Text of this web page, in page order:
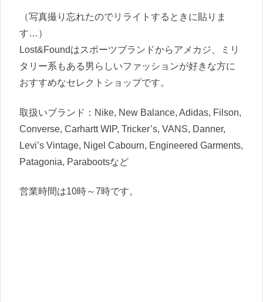
（写真撮り忘れたのでリライトするときに貼りま
す…）
Lost&Foundはスポーツブランドからアメカジ、ミリ
タリー系もある男らしいファッションが好きな方に
おすすめなセレクトショップです。
取扱いブランド：Nike, New Balance, Adidas, Filson,
Converse, Carhartt WIP, Tricker’s, VANS, Danner,
Levi’s Vintage, Nigel Cabourn, Engineered Garments,
Patagonia, Parabootsなど
営業時間は10時～7時です。